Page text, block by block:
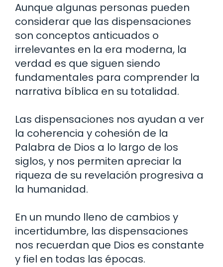
Aunque algunas personas pueden
considerar que las dispensaciones
son conceptos anticuados o
irrelevantes en la era moderna, la
verdad es que siguen siendo
fundamentales para comprender la
narrativa bíblica en su totalidad.
Las dispensaciones nos ayudan a ver
la coherencia y cohesión de la
Palabra de Dios a lo largo de los
siglos, y nos permiten apreciar la
riqueza de su revelación progresiva a
la humanidad.
En un mundo lleno de cambios y
incertidumbre, las dispensaciones
nos recuerdan que Dios es constante
y fiel en todas las épocas.